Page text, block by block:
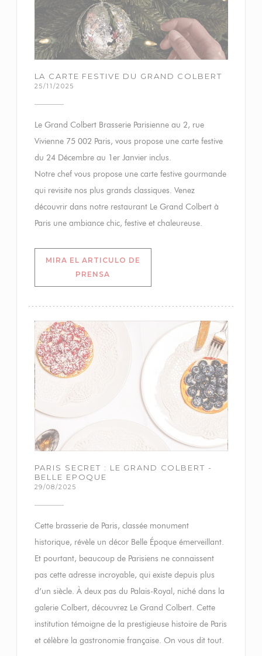
LA CARTE FESTIVE DU GRAND COLBERT
25/11/2025
Le Grand Colbert Brasserie Parisienne au 2, rue
Vivienne 75 002 Paris, vous propose une carte festive
du 24 Décembre au 1er Janvier inclus.
Notre chef vous propose une carte festive gourmande
qui revisite nos plus grands classiques. Venez
découvrir dans notre restaurant Le Grand Colbert à
Paris une ambiance chic, festive et chaleureuse.
MIRA EL ARTICULO DE
PRENSA
PARIS SECRET : LE GRAND COLBERT -
BELLE EPOQUE
29/08/2025
Cette brasserie de Paris, classée monument
historique, révèle un décor Belle Époque émerveillant.
Et pourtant, beaucoup de Parisiens ne connaissent
pas cette adresse incroyable, qui existe depuis plus
d’un siècle. À deux pas du Palais-Royal, niché dans la
galerie Colbert, découvrez Le Grand Colbert. Cette
institution témoigne de la prestigieuse histoire de Paris
et célèbre la gastronomie française. On vous dit tout.